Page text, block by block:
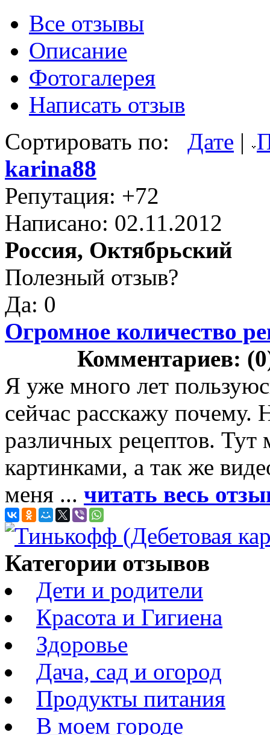
Все отзывы
Описание
Фотогалерея
Написать отзыв
Сортировать по:
Дате |
karina88
Репутация: +72
Написано: 02.11.2012
Россия, Октябрьский
Полезный отзыв?
Да: 0
Огромное количество
Комментариев:
Я уже много лет
сейчас расскажу
различных рецептов.
картинками, а так же
меня ... читать весь
Категории отзывов
Дети и родители
Красота и Гигиена
Здоровье
Дача, сад и огород
Продукты питания
В моем городе